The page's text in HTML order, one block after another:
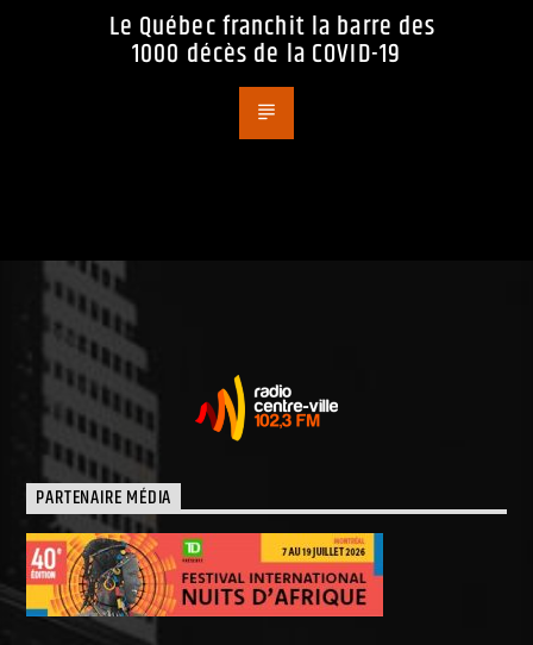
Le Québec franchit la barre des
1000 décès de la COVID-19
PARTENAIRE MÉDIA